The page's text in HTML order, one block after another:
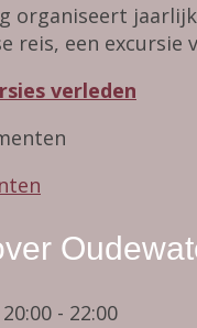
organiseert
reis, een
verleden
- 22:00